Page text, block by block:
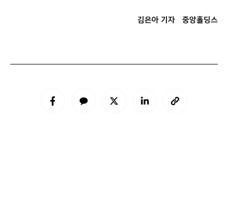
김은아 기자 중앙홀딩스